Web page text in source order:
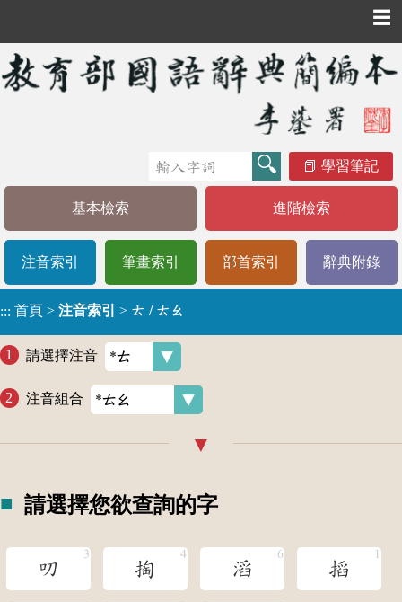
☰
學習筆記
基本檢索 進階檢索
注音索引 筆畫索引 部首索引 辭典附錄
::: 首頁 > 注音索引 > ㄊ / ㄊㄠ
請選擇注音
注音組合
請選擇您欲查詢的字
叨 掏 滔 搯